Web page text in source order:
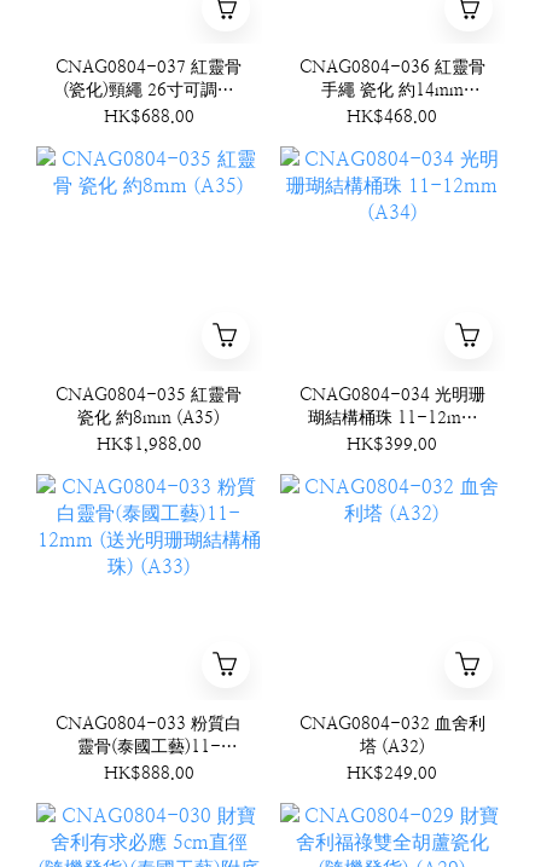
CNAG0804-037 紅靈骨
(瓷化)頸繩 26寸可調節
(A37)
HK$688.00
CNAG0804-036 紅靈骨
手繩 瓷化 約14mm
(A36)
HK$468.00
CNAG0804-035 紅靈骨
瓷化 約8mm (A35)
HK$1,988.00
CNAG0804-034 光明珊
瑚結構桶珠 11-12mm
(A34)
HK$399.00
CNAG0804-033 粉質白
靈骨(泰國工藝)11-
12mm (送光明珊瑚結構
HK$888.00
CNAG0804-032 血舍利
塔 (A32)
HK$249.00